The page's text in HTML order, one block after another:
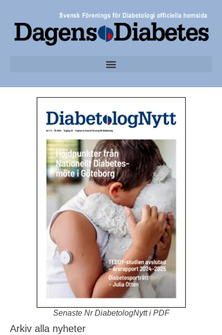
Senaste Nr DiabetologNytt i PDF
Arkiv alla nyheter